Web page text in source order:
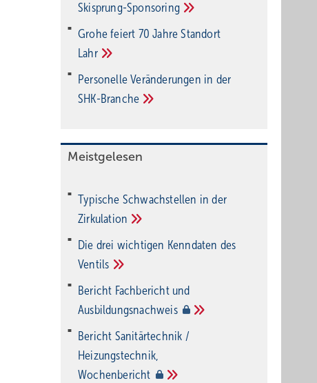
Ski­sprung-Spon­soring
Grohe feiert 70 Jahre Standort
Lahr
Personelle Veränderungen in der
SHK-Branche
Meistgelesen
Typische Schwachstellen in der
Zirkulation
Die drei wichtigen Kenndaten des
Ventils
Bericht Fachbericht und
Ausbildungsnachweis
Bericht Sanitärtechnik /
Heizungstechnik,
Wochenbericht